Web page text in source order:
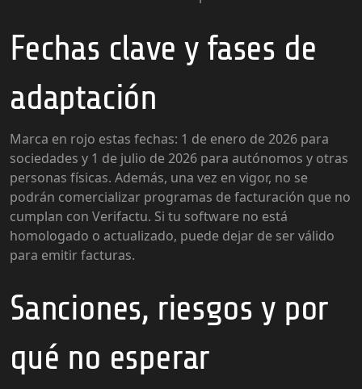
Fechas clave y fases de
adaptación
Marca en rojo estas fechas: 1 de enero de 2026 para
sociedades y 1 de julio de 2026 para autónomos y otras
personas físicas. Además, una vez en vigor, no se
podrán comercializar programas de facturación que no
cumplan con Verifactu. Si tu software no está
homologado o actualizado, puede dejar de ser válido
para emitir facturas.
Sanciones, riesgos y por
qué no esperar